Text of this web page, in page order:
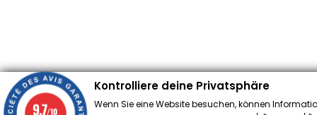
Kontrolliere deine Privatsphäre
Wenn Sie eine Website besuchen, können
9.7/10